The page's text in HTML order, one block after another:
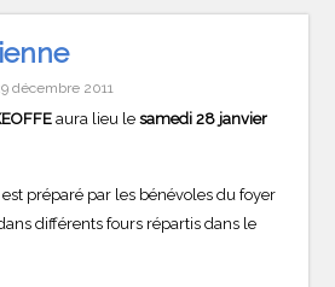
décembre 2011
aura lieu lesamedi 28 janvier
préparé par les bénévoles du foyer
différents fours répartis dans le